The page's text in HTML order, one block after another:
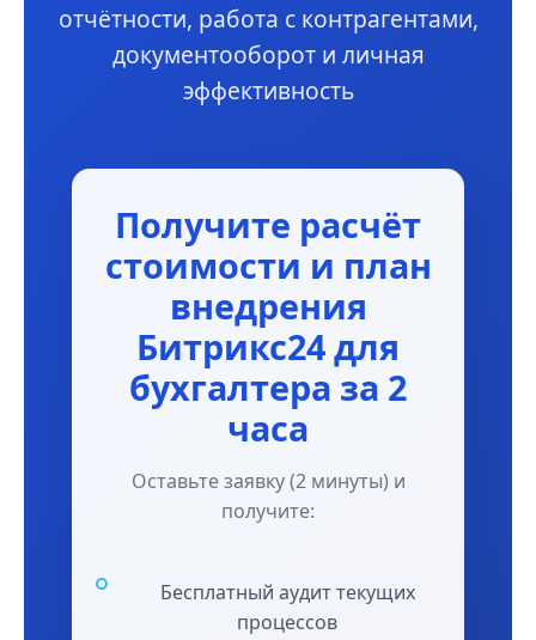
отчётности, работа с контрагентами,
документооборот и личная
эффективность
Получите расчёт
стоимости и план
внедрения
Битрикс24 для
бухгалтера за 2
часа
Оставьте заявку (2 минуты) и
получите:
Бесплатный аудит текущих
процессов